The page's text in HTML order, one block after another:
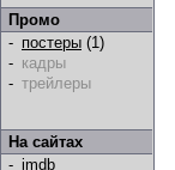
Промо
- постеры (1)
- кадры
- трейлеры
На сайтах
- imdb